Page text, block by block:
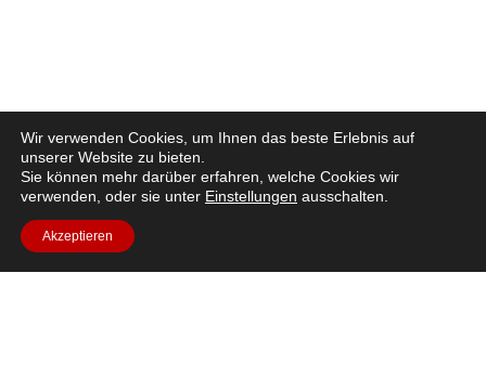
Wir verwenden Cookies, um Ihnen das beste Erlebnis auf
unserer Website zu bieten.
Sie können mehr darüber erfahren, welche Cookies wir
verwenden, oder sie unter Einstellungen ausschalten.
Akzeptieren